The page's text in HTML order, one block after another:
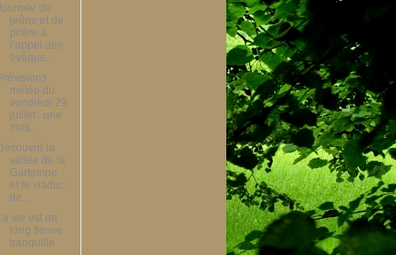
de
jeûne et de
prière à
l’appel des
évêque...
météo du
vendredi 29
juillet : une
mati...
la
vallée de la
Gartempe
et le viaduc
de...
vie est un
long fleuve
tranquille